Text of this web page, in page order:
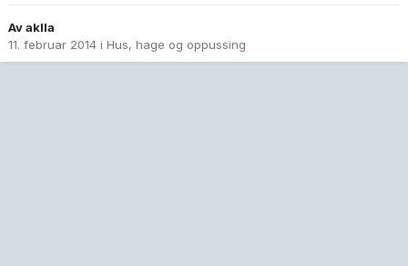
Avaklla
11. februar 2014 i Hus, hage og oppussing